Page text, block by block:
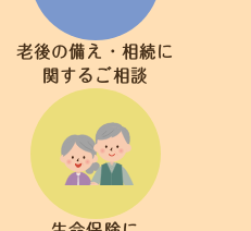
老後の備え・相続に
関するご相談